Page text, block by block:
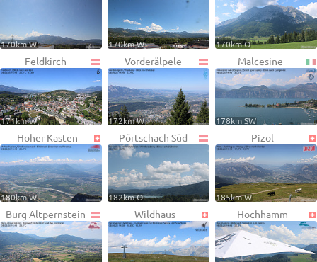
170km W 170km W 170km O
Feldkirch
171km W
Vorderälpele
172km W
Malcesine
178km SW
Hoher Kasten
180km W
Pörtschach Süd
182km O
Pizol
185km W
Burg Altpernstein Wildhaus Hochhamm